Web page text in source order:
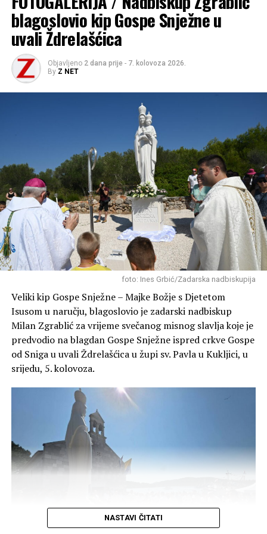
lokacijama.
Članovi Lovačkog društva “Diana” redovito obilaze i
grade pojilišta za divljač u svojim lovištima (poput
Blatskog gaja, Novigrada, Škabrnje o ostalih lokacija)
kako bi životinjama osigurali svježu vodu tijekom ljetnih
suša i kako bi se zaštitilo njihovo stanište.
blagoslovio kip Gospe Snježne u
uvali Ždrelašćica
Objavljeno 2 dana prije - 7. kolovoza 2026.
By Z NET
foto: Ines Grbić/Zadarska nadbiskupija
Veliki kip Gospe Snježne – Majke Božje s Djetetom
Isusom u naručju, blagoslovio je zadarski nadbiskup
Milan Zgrablić za vrijeme svečanog misnog slavlja koje je
predvodio na blagdan Gospe Snježne ispred crkve Gospe
od Sniga u uvali Ždrelašćica u župi sv. Pavla u Kukljici, u
srijedu, 5. kolovoza.
NASTAVI ČITATI